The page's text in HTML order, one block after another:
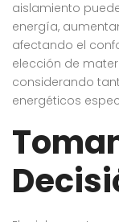
aislamiento
energía,
afectando el
elección de
considerando
energéticos